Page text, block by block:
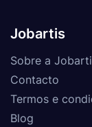
Jobartis
Sobre a
Contacto
Termos e
Blog